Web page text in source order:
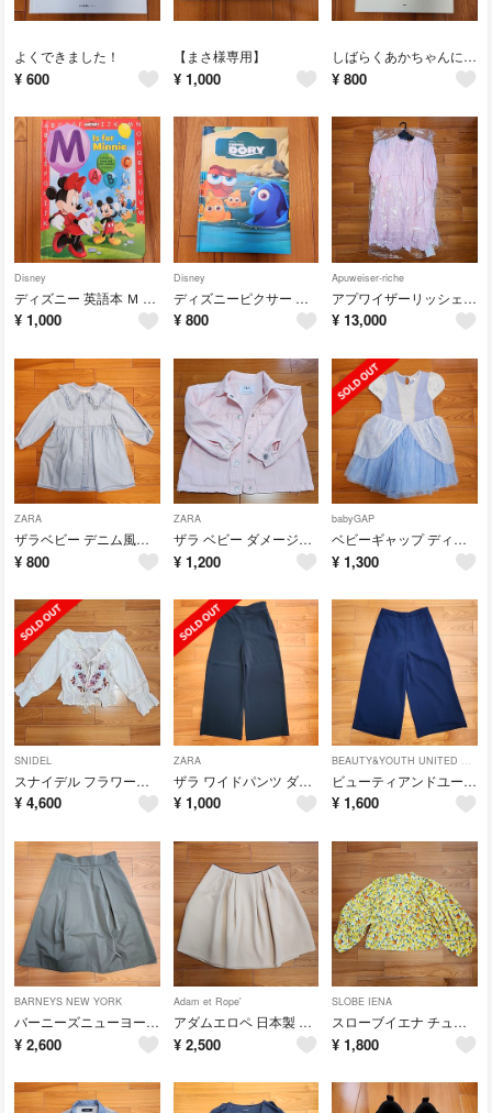
よくできました！
¥ 600
【まさ様専用】
¥ 1,000
しばらくあかちゃんになりますので ヨシタケシンスケ
¥ 800
Disney
ディズニー 英語本 Ｍ Ｉｓ ｆｏｒ Ｍｉｎｎｉｅ
¥ 1,000
Disney
ディズニーピクサー ファインディング・ドリー 絵本 英語版
¥ 800
Apuweiser-riche
アプワイザーリッシェ ピンクカットワークレースチュニックワンピース
¥ 13,000
ZARA
ザラベビー デニム風ワンピース ピーターパン襟 3-4years 104cm
¥ 800
ZARA
ザラ ベビー ダメージ加工 デニムジャケット 3-4years 104cm
¥ 1,200
babyGAP
ベビーギャップ ディズニー 5years 110cm シンデレラ プリンセス
¥ 1,300
SNIDEL
スナイデル フラワーモチーフ刺繍ブラウス ベージュ フリーサイズ
¥ 4,600
ZARA
ザラ ワイドパンツ ダークグリーン Sサイズ
¥ 1,000
BEAUTY&YOUTH UNITED ARROWS
ビューティアンドユース ガウチョパンツ ネイビー Mサイズ
¥ 1,600
BARNEYS NEW YORK
バーニーズニューヨーク Aラインスカート オリーブ 36サイズ
¥ 2,600
Adam et Rope'
アダムエロペ 日本製 スカート ベージュ 36 未使用
¥ 2,500
SLOBE IENA
スローブイエナ チューリップブラウス イエロー フリーサイズ
¥ 1,800